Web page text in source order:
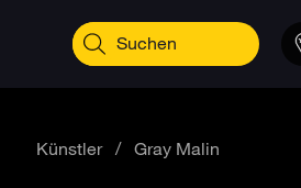
Künstler / Gray Malin